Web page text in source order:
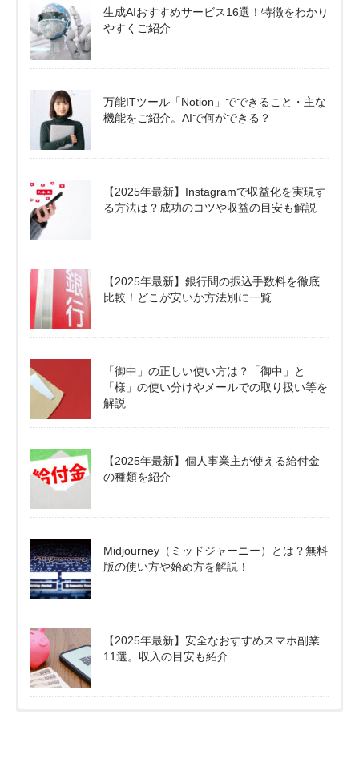
生成AIおすすめサービス16選！特徴をわかり
やすくご紹介
万能ITツール「Notion」でできること・主な
機能をご紹介。AIで何ができる？
【2025年最新】Instagramで収益化を実現す
る方法は？成功のコツや収益の目安も解説
【2025年最新】銀行間の振込手数料を徹底
比較！どこが安いか方法別に一覧
「御中」の正しい使い方は？「御中」と
「様」の使い分けやメールでの取り扱い等を
解説
【2025年最新】個人事業主が使える給付金
の種類を紹介
Midjourney（ミッドジャーニー）とは？無料
版の使い方や始め方を解説！
【2025年最新】安全なおすすめスマホ副業
11選。収入の目安も紹介